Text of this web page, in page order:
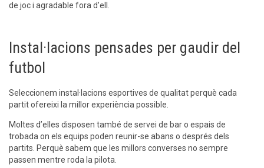
de joc i agradable fora d’ell.
Instal·lacions pensades per gaudir del
futbol
Seleccionem instal·lacions esportives de qualitat perquè cada
partit ofereixi la millor experiència possible.
Moltes d’elles disposen també de servei de bar o espais de
trobada on els equips poden reunir-se abans o després dels
partits. Perquè sabem que les millors converses no sempre
passen mentre roda la pilota.